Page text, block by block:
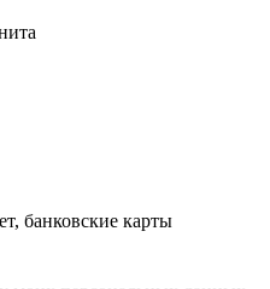
банковские карты